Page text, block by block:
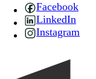
Facebook
LinkedIn
Instagram